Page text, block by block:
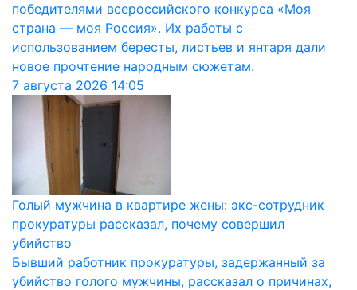
победителями всероссийского конкурса «Моя
страна — моя Россия». Их работы с
использованием бересты, листьев и янтаря дали
новое прочтение народным сюжетам.
7 августа 2026 14:05
Голый мужчина в квартире жены: экс-сотрудник
прокуратуры рассказал, почему совершил
убийство
Бывший работник прокуратуры, задержанный за
убийство голого мужчины, рассказал о причинах,